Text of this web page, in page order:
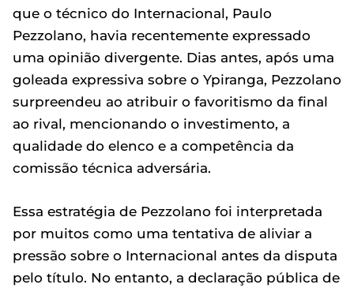
que o técnico do Internacional, Paulo
Pezzolano, havia recentemente expressado
uma opinião divergente. Dias antes, após uma
goleada expressiva sobre o Ypiranga, Pezzolano
surpreendeu ao atribuir o favoritismo da final
ao rival, mencionando o investimento, a
qualidade do elenco e a competência da
comissão técnica adversária.
Essa estratégia de Pezzolano foi interpretada
por muitos como uma tentativa de aliviar a
pressão sobre o Internacional antes da disputa
pelo título. No entanto, a declaração pública de